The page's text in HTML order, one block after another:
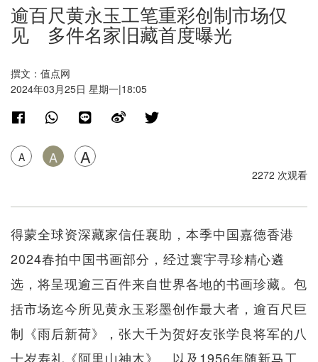
逾百尺黄永玉工笔重彩创制市场仅
见 多件名家旧藏首度曝光
撰文：值点网
2024年03月25日 星期一|18:05
A A A
2272 次观看
得蒙全球资深藏家信任襄助，本季中国嘉德香港
2024春拍中国书画部分，经过寰宇寻珍精心遴
选，将呈现逾三百件来自世界各地的书画珍藏。包
括市场迄今所见黄永玉彩墨创作最大者，逾百尺巨
制《雨后新荷》，张大千为贺好友张学良将军的八
十岁寿礼《阿里山神木》，以及1956年随新马工